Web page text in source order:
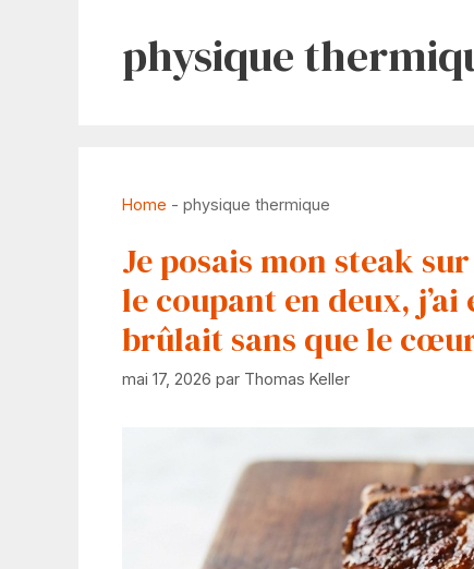
physique
Home - physique thermique
Je posais mon steak
le coupant en deux,
brûlait sans que le
mai 17, 2026 par Thomas Keller